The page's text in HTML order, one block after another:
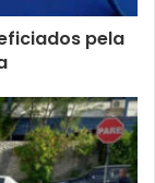
pela